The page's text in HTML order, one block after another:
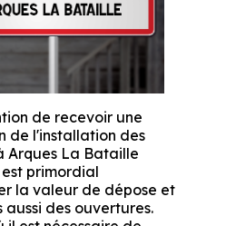
de recevoir une
de l'installation des
Arques La Bataille
primordial
la valeur de dépose et
aussi des ouvertures.